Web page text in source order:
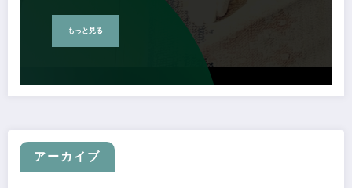
もっと見る
アーカイブ